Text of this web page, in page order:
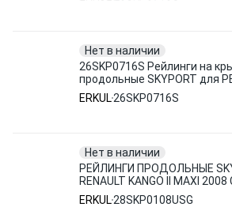
Нет в наличии
26SKP0716S Рейлинги на
продольные SKYPORT для
2016- (черный) ERKUL
ERKUL26SKP0716S
Нет в наличии
РЕЙЛИНГИ ПРОДОЛЬНЫЕ
RENAULT KANGO II MAXI
28SKP0108USG ERKUL
ERKUL28SKP0108USG